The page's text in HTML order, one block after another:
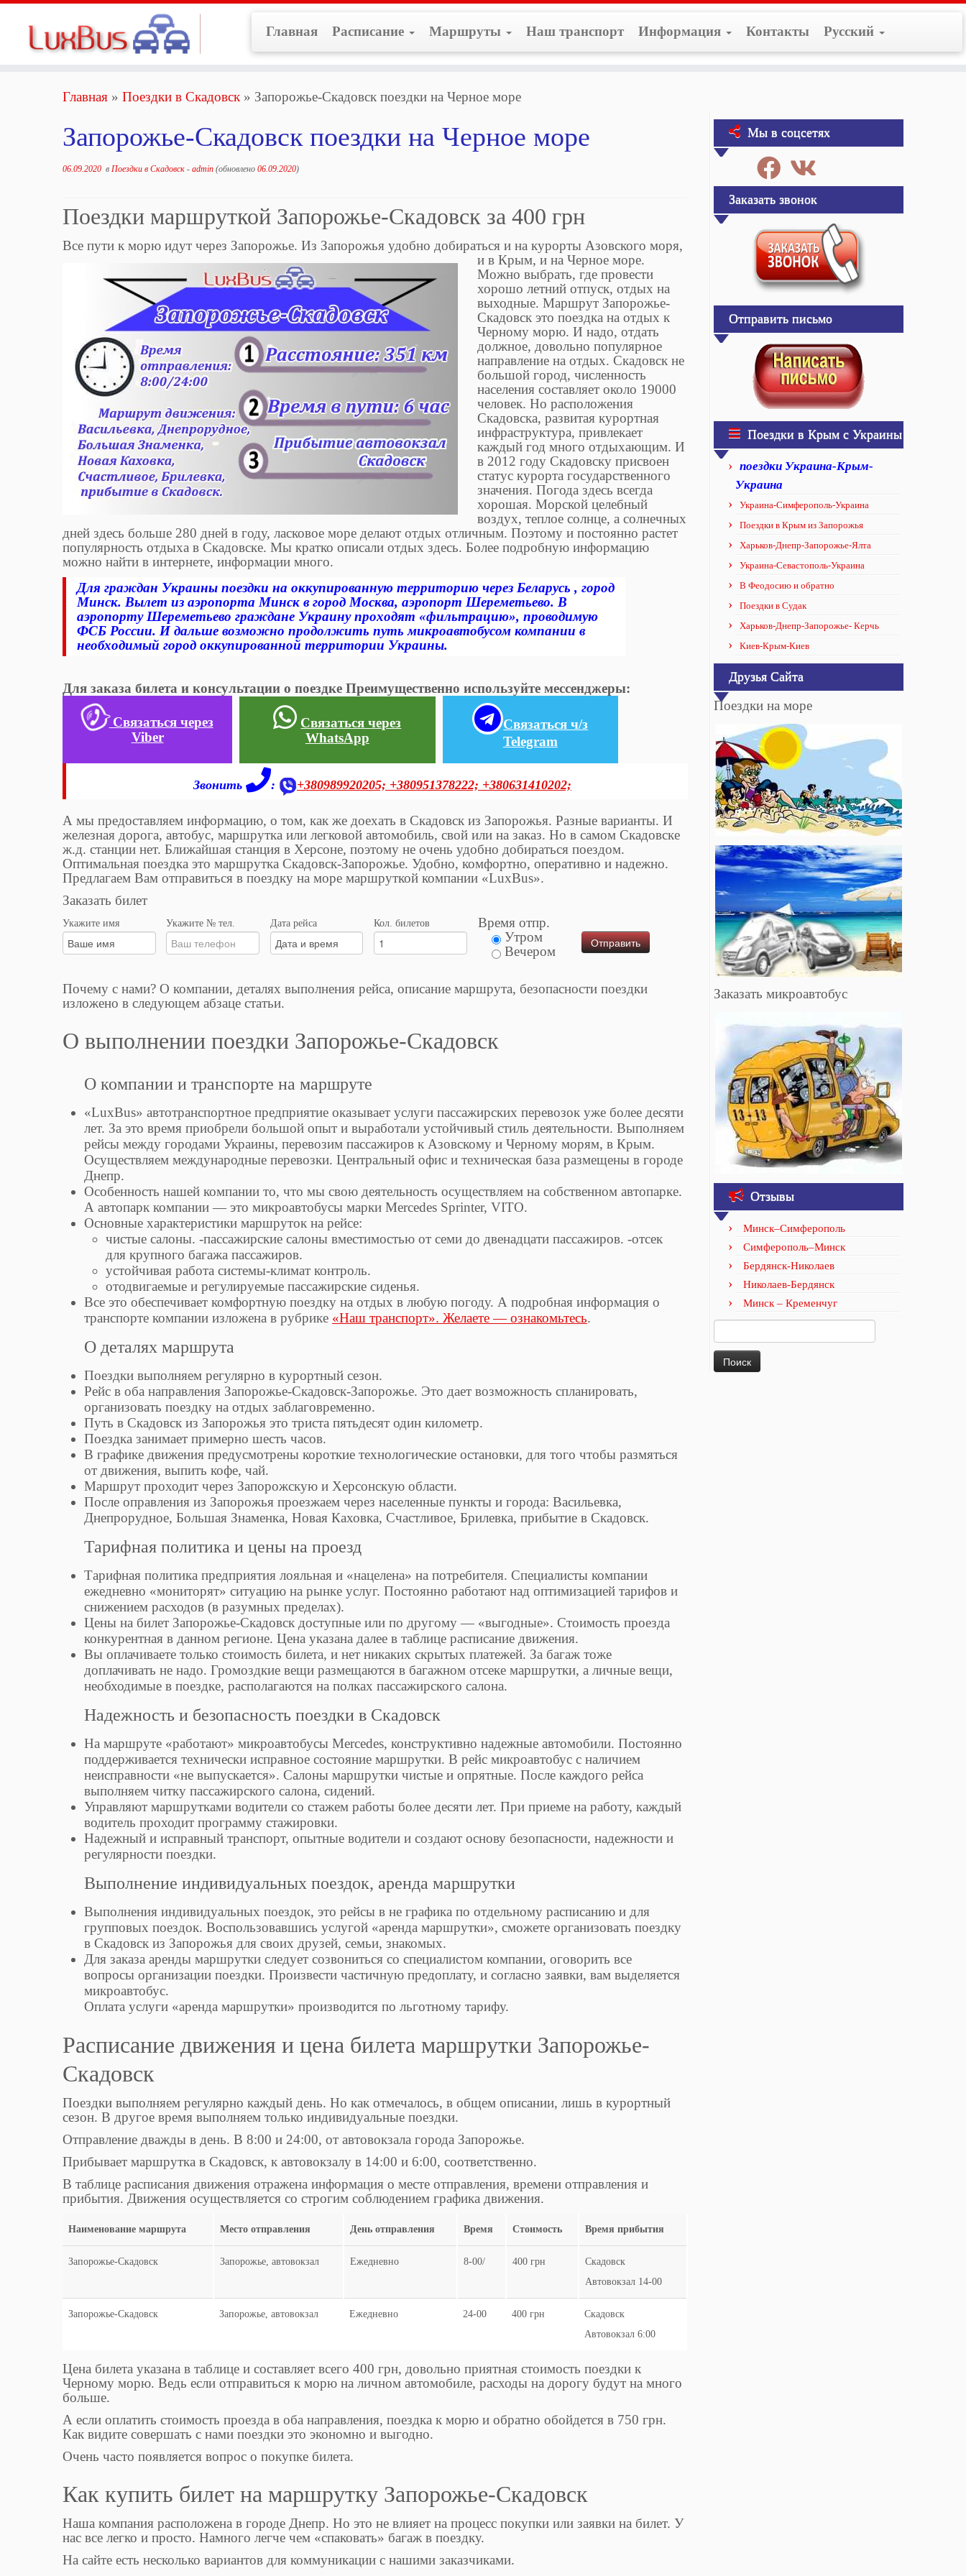
Перейти
содержимому
Главная Расписание Маршруты Наш транспорт Информация Контакты Русский
Главная » Поездки в Скадовск » Запорожье-Скадовск поездки на Черное море
Запорожье-Скадовск поездки на Черное море
06.09.2020 в Поездки в Скадовск - admin (обновлено 06.09.2020)
Поездки маршруткой Запорожье-Скадовск за 400 грн
Все пути к морю идут через Запорожье. Из Запорожья удобно добираться и на курорты Азовского моря,
и в Крым, и наЧерное море.
Можно выбрать, где провести
хорошо летний отпуск, отдых на
выходные. Маршрут Запорожье-
Скадовск это поездка на отдых к
Черному морю. И надо, отдать
должное, довольно популярное
направление на отдых. Скадовск не
большой город, численность
населения составляет около 19000
человек. Но расположения
Скадовска, развитая курортная
инфраструктура, привлекает
каждый год много отдыхающим. И
в 2012 году Скадовску присвоен
статус курорта государственного
значения. Погода здесь всегда
хорошая. Морской целебный
воздух, теплое солнце, а солнечных
дней здесь больше 280 дней в году, ласковое море делают отдых отличным. Поэтому и постоянно растет
популярность отдыха в Скадовске. Мы кратко описали отдых здесь. Более подробную информацию
можно найти в интернете, информации много.
Для граждан Украины поездки на оккупированную территорию через Беларусь , город
Минск. Вылет из аэропорта Минск в город Москва, аэропорт Шереметьево. В
аэропорту Шереметьево граждане Украину проходят «фильтрацию», проводимую
ФСБ России. И дальше возможно продолжить путь микроавтобусом компании в
необходимый город оккупированной территории Украины.
Для заказа билета и консультации о поездке Преимущественно используйте мессенджеры:
Связаться через
Viber
Связаться через
WhatsApp
Связаться ч/з
Telegram
Звонить : +380989920205; +380951378222; +380631410202;
А мы предоставляем информацию, о том, как же доехать в Скадовск из Запорожья. Разные варианты. И
железная дорога, автобус, маршрутка или легковой автомобиль, свой или на заказ. Но в самом Скадовске
ж.д. станции нет. Ближайшая станция в Херсоне, поэтому не очень удобно добираться поездом.
Оптимальная поездка это маршрутка Скадовск-Запорожье. Удобно, комфортно, оперативно и надежно.
Предлагаем Вам отправиться в поездку на море маршруткой компании «LuxBus».
Заказать билет
Укажите имя Укажите № тел. Дата рейса Кол. билетов
Время отпр.
Утром
Вечером
Почему с нами? О компании, деталях выполнения рейса, описание маршрута, безопасности поездки
изложено в следующем абзаце статьи.
О выполнении поездки Запорожье-Скадовск
О компании и транспорте на маршруте
«LuxBus» автотранспортное предприятие оказывает услуги пассажирских перевозок уже более десяти
лет. За это время приобрели большой опыт и выработали устойчивый стиль деятельности. Выполняем
рейсы между городами Украины, перевозим пассажиров к Азовскому и Черному морям, в Крым.
Осуществляем международные перевозки. Центральный офис и техническая база размещены в городе
Днепр.
Особенность нашей компании то, что мы свою деятельность осуществляем на собственном автопарке.
А автопарк компании — это микроавтобусы марки Mercedes Sprinter, VITO.
Основные характеристики маршруток на рейсе:
чистые салоны. -пассажирские салоны вместимостью от семи до двенадцати пассажиров. -отсек
для крупного багажа пассажиров.
устойчивая работа системы-климат контроль.
отодвигаемые и регулируемые пассажирские сиденья.
Все это обеспечивает комфортную поездку на отдых в любую погоду. А подробная информация о
транспорте компании изложена в рубрике «Наш транспорт». Желаете — ознакомьтесь.
О деталях маршрута
Поездки выполняем регулярно в курортный сезон.
Рейс в оба направления Запорожье-Скадовск-Запорожье. Это дает возможность спланировать,
организовать поездку на отдых заблаговременно.
Путь в Скадовск из Запорожья это триста пятьдесят один километр.
Поездка занимает примерно шесть часов.
В графике движения предусмотрены короткие технологические остановки, для того чтобы размяться
от движения, выпить кофе, чай.
Маршрут проходит через Запорожскую и Херсонскую области.
После оправления из Запорожья проезжаем через населенные пункты и города: Васильевка,
Днепрорудное, Большая Знаменка, Новая Каховка, Счастливое, Брилевка, прибытие в Скадовск.
Тарифная политика и цены на проезд
Тарифная политика предприятия лояльная и «нацелена» на потребителя. Специалисты компании
ежедневно «мониторят» ситуацию на рынке услуг. Постоянно работают над оптимизацией тарифов и
снижением расходов (в разумных пределах).
Цены на билет Запорожье-Скадовск доступные или по другому — «выгодные». Стоимость проезда
конкурентная в данном регионе. Цена указана далее в таблице расписание движения.
Вы оплачиваете только стоимость билета, и нет никаких скрытых платежей. За багаж тоже
доплачивать не надо. Громоздкие вещи размещаются в багажном отсеке маршрутки, а личные вещи,
необходимые в поездке, располагаются на полках пассажирского салона.
Надежность и безопасность поездки в Скадовск
На маршруте «работают» микроавтобусы Mercedes, конструктивно надежные автомобили. Постоянно
поддерживается технически исправное состояние маршрутки. В рейс микроавтобус с наличием
неисправности «не выпускается». Салоны маршрутки чистые и опрятные. После каждого рейса
выполняем читку пассажирского салона, сидений.
Управляют маршрутками водители со стажем работы более десяти лет. При приеме на работу, каждый
водитель проходит программу стажировки.
Надежный и исправный транспорт, опытные водители и создают основу безопасности, надежности и
регулярности поездки.
Выполнение индивидуальных поездок, аренда маршрутки
Выполнения индивидуальных поездок, это рейсы в не графика по отдельному расписанию и для
групповых поездок. Воспользовавшись услугой «аренда маршрутки», сможете организовать поездку
в Скадовск из Запорожья для своих друзей, семьи, знакомых.
Для заказа аренды маршрутки следует созвониться со специалистом компании, оговорить все
вопросы организации поездки. Произвести частичную предоплату, и согласно заявки, вам выделяется
микроавтобус.
Оплата услуги «аренда маршрутки» производится по льготному тарифу.
Расписание движения и цена билета маршрутки Запорожье-
Скадовск
Поездки выполняем регулярно каждый день. Но как отмечалось, в общем описании, лишь в курортный
сезон. В другое время выполняем только индивидуальные поездки.
Отправление дважды в день. В 8:00 и 24:00, от автовокзала города Запорожье.
Прибывает маршрутка в Скадовск, к автовокзалу в 14:00 и 6:00, соответственно.
В таблице расписания движения отражена информация о месте отправления, времени отправления и
прибытия. Движения осуществляется со строгим соблюдением графика движения.
Наименование маршрута Место отправления День отправления Время Стоимость Время прибытия
Запорожье-Скадовск Запорожье, автовокзал Ежедневно 8-00/ 400 грн
Скадовск
Автовокзал 14-00
Запорожье-Скадовск Запорожье, автовокзал Ежедневно 24-00 400 грн
Скадовск
Автовокзал 6:00
Цена билета указана в таблице и составляет всего 400 грн, довольно приятная стоимость поездки к
Черному морю. Ведь если отправиться к морю на личном автомобиле, расходы на дорогу будут на много
больше.
А если оплатить стоимость проезда в оба направления, поездка к морю и обратно обойдется в 750 грн.
Как видите совершать с нами поездки это экономно и выгодно.
Очень часто появляется вопрос о покупке билета.
Как купить билет на маршрутку Запорожье-Скадовск
Наша компания расположена в городе Днепр. Но это не влияет на процесс покупки или заявки на билет. У
нас все легко и просто. Намного легче чем «спаковать» багаж в поездку.
На сайте есть несколько вариантов для коммуникации с нашими заказчиками.
Мы в соцсетях
Заказать звонок
Отправить письмо
Поездки в Крым с Украины
поездки Украина-Крым-
Украина
Украина-Симферополь-Украина
Поездки в Крым из Запорожья
Харьков-Днепр-Запорожье-Ялта
Украина-Севастополь-Украина
В Феодосию и обратно
Поездки в Судак
Харьков-Днепр-Запорожье- Керчь
Киев-Крым-Киев
Друзья Сайта
Поездки на море
Заказать микроавтобус
Отзывы
Минск–Симферополь
Симферополь–Минск
Бердянск-Николаев
Николаев-Бердянск
Минск – Кременчуг